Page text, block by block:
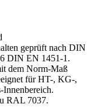
geprüft nach DIN
DIN EN 1451-1.
dem Norm-Maß
für HT-, KG-,
RAL 7037.